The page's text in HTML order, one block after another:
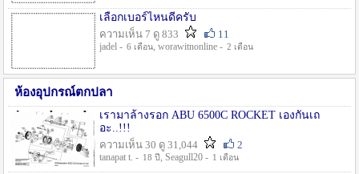
เลือกเบอร์ไหนดีครับ
ความเห็น 7 ดู 833
11
jadel - 6 เดือน, worawitnonline - 2 เดือน
ห้องอุปกรณ์ตกปลา
เรามาล้างรอก ABU 6500C ROCKET เองกันเถ
อะ..!!!
ความเห็น 30 ดู 31,044
2
tanapat t. - 18 ปี , Seagull20 - 1 เดือน